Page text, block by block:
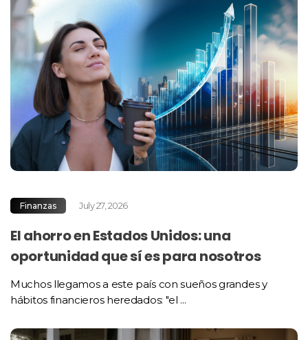
Finanzas July 27, 2026
El ahorro en Estados Unidos: una
oportunidad que sí es para nosotros
Muchos llegamos a este país con sueños grandes y
hábitos financieros heredados: "el ...